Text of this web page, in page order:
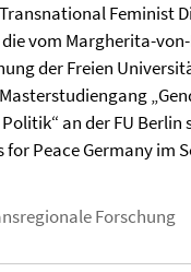
Feminist
vom Margherita-
der Freien
an der FU Berlin
for Peace Germany im
Forschung